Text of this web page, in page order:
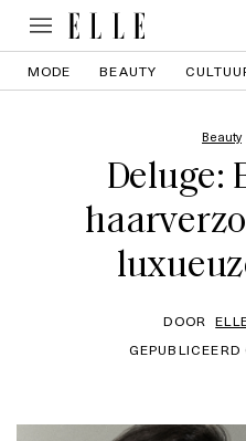
MODE BEAUTY
Beauty
Deluge:
DOOR